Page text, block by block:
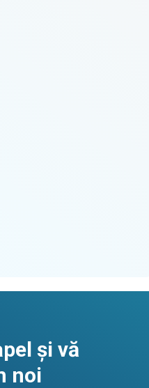
și vă
noi